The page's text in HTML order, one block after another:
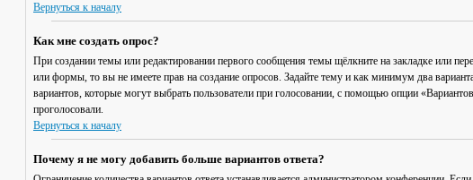
Вернуться к началу
Как мне создать опрос?
При создании темы или редактировании первого сообщения темы щёлкните на закладке или
или формы, то вы не имеете прав на создание опросов. Задайте тему и как минимум два
вариантов, которые могут выбрать пользователи при голосовании, с помощью опции
проголосовали.
Вернуться к началу
Почему я не могу добавить больше вариантов ответа?